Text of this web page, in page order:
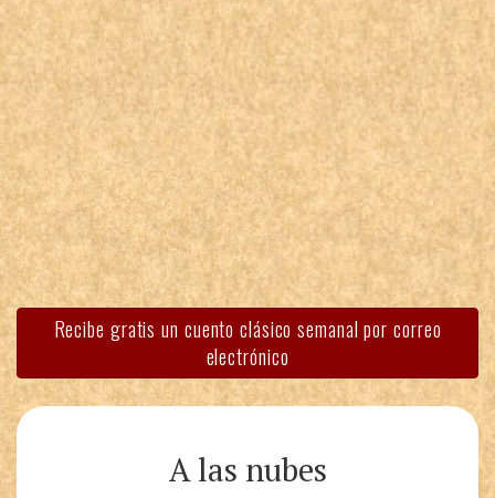
Recibe gratis un cuento clásico semanal por correo
electrónico
A las nubes